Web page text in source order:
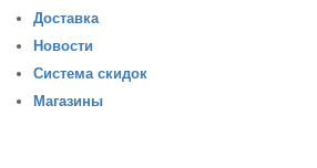
Доставка
Новости
Система скидок
Магазины